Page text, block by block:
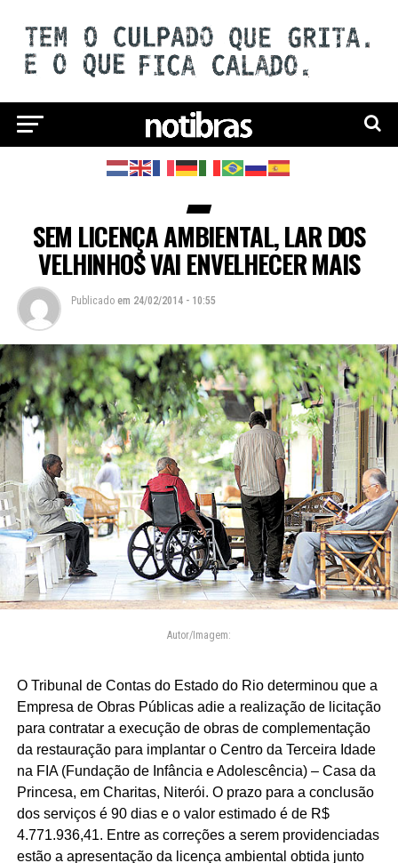
SEM LICENÇA AMBIENTAL, LAR DOS
VELHINHOS VAI ENVELHECER MAIS
Publicado em 24/02/2014 - 10:55
Autor/Imagem:
O Tribunal de Contas do Estado do Rio determinou que a
Empresa de Obras Públicas adie a realização de licitação
para contratar a execução de obras de complementação
da restauração para implantar o Centro da Terceira Idade
na FIA (Fundação de Infância e Adolescência) – Casa da
Princesa, em Charitas, Niterói. O prazo para a conclusão
dos serviços é 90 dias e o valor estimado é de R$
4.771.936,41. Entre as correções a serem providenciadas
estão a apresentação da licença ambiental obtida junto